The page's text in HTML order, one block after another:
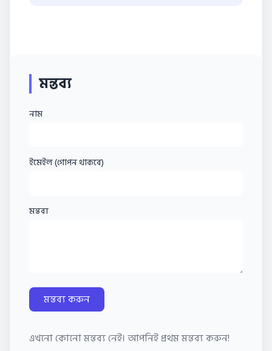
মন্তব্য
নাম
ইমেইল (গোপন থাকবে)
মন্তব্য
মন্তব্য করুন
এখনো কোনো মন্তব্য নেই। আপনিই প্রথম মন্তব্য করুন!